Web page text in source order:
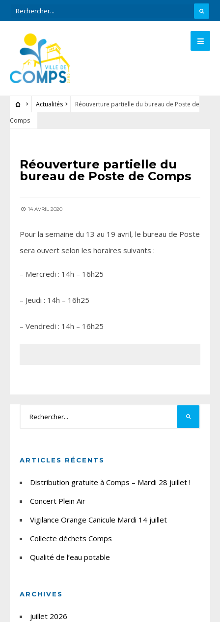
Actualités
Réouverture partielle du bureau de Poste de
Comps
Réouverture partielle du
bureau de Poste de Comps
14 AVRIL 2020
Pour la semaine du 13 au 19 avril, le bureau de Poste
sera ouvert selon les horaires suivants :
– Mercredi : 14h – 16h25
– Jeudi : 14h – 16h25
– Vendredi : 14h – 16h25
ARTICLES RÉCENTS
Distribution gratuite à Comps – Mardi 28 juillet !
Concert Plein Air
Vigilance Orange Canicule Mardi 14 juillet
Collecte déchets Comps
Qualité de l’eau potable
ARCHIVES
juillet 2026